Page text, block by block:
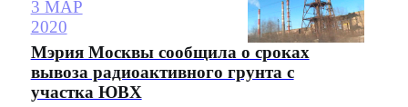
3 МАР
2020
Мэрия Москвы сообщила о сроках
вывоза радиоактивного грунта с
участка ЮВХ